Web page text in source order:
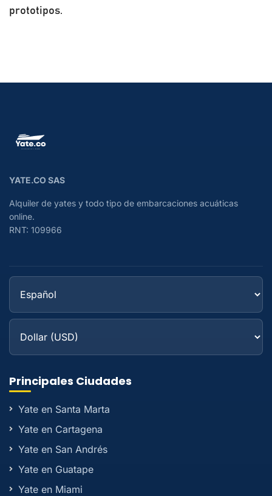
prototipos.
YATE.CO SAS
Alquiler de yates y todo tipo de embarcaciones acuáticas
online.
RNT: 109966
Principales Ciudades
Yate en Santa Marta
Yate en Cartagena
Yate en San Andrés
Yate en Guatape
Yate en Miami